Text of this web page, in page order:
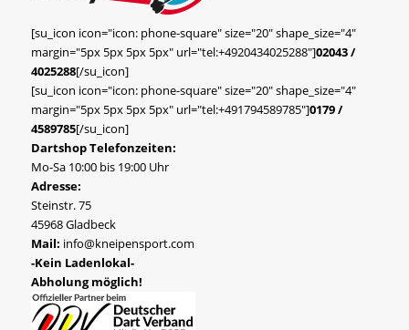
[su_icon icon="icon: phone-square" size="20" shape_size="4"
margin="5px 5px 5px 5px" url="tel:+4920434025288"]02043 /
4025288[/su_icon]
[su_icon icon="icon: phone-square" size="20" shape_size="4"
margin="5px 5px 5px 5px" url="tel:+491794589785"]0179 /
4589785[/su_icon]
Dartshop Telefonzeiten:
Mo-Sa 10:00 bis 19:00 Uhr
Adresse:
Steinstr. 75
45968 Gladbeck
Mail: info@kneipensport.com
-Kein Ladenlokal-
Abholung möglich!